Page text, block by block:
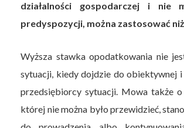
działalności gospodarczej i nie
predyspozycji, można zastosować
Wyższa stawka opodatkowania nie
sytuacji, kiedy dojdzie do obiektywnej i
przedsiębiorcy sytuacji. Mowa także o
której nie można było przewidzieć,